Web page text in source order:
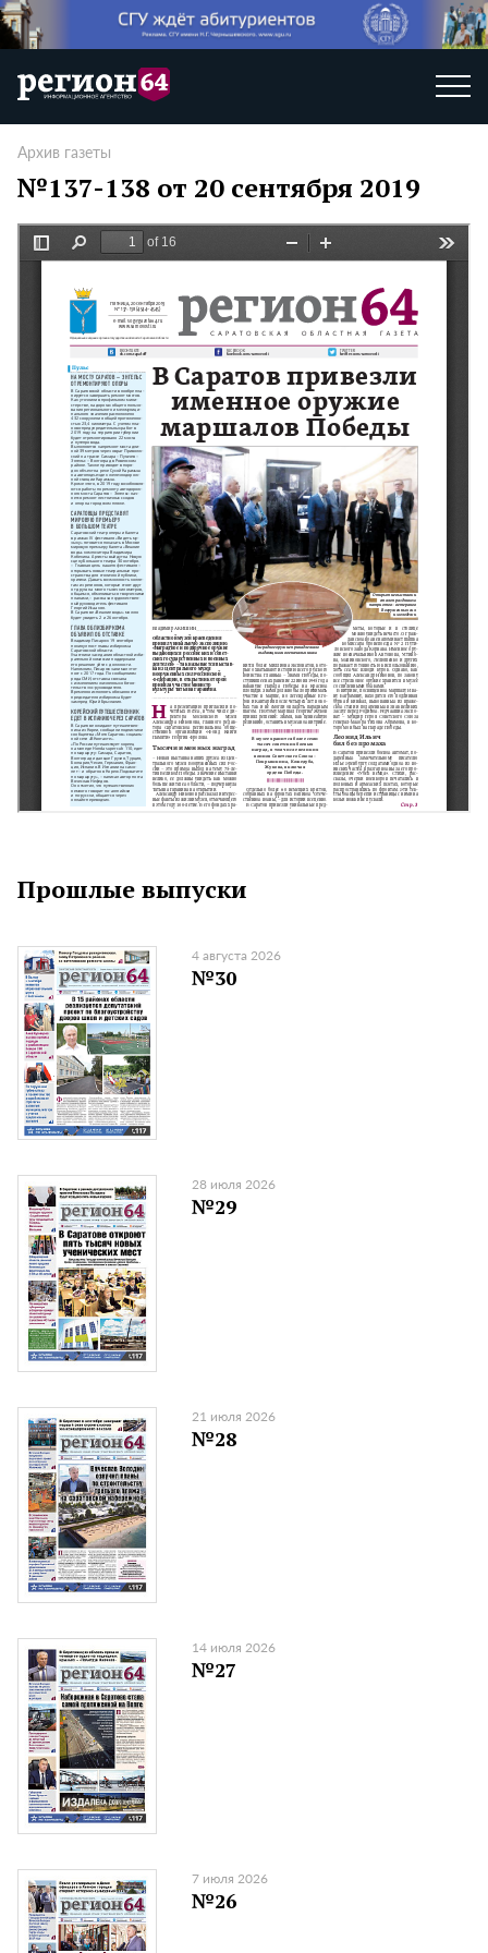
Архив газеты
№137-138 от 20 сентября 2019
Прошлые выпуски
4 августа 2026
№30
28 июля 2026
№29
21 июля 2026
№28
14 июля 2026
№27
7 июля 2026
№26